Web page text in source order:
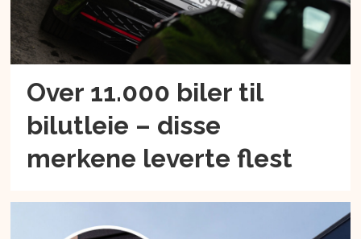
Over 11.000 biler til
bilutleie – disse
merkene leverte flest